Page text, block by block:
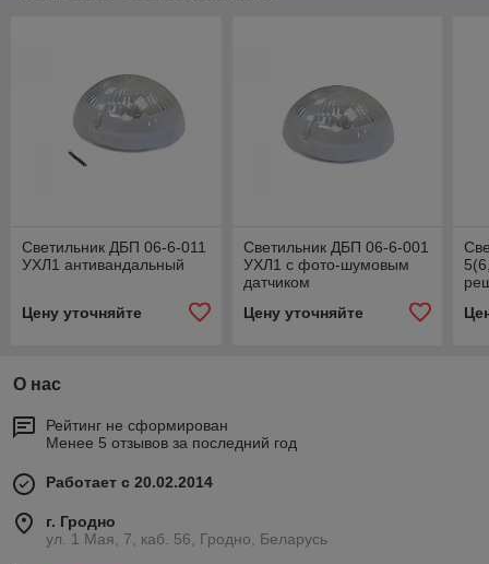
Светильник ДБП 06-6-011
УХЛ1 антивандальный
Цену уточняйте
Светильник ДБП 06-6-001
УХЛ1 с фото-шумовым
датчиком
Цену уточняйте
О нас
Рейтинг не сформирован
Менее 5 отзывов за последний год
Работает с 20.02.2014
г. Гродно
ул. 1 Мая, 7, каб. 56, Гродно, Беларусь